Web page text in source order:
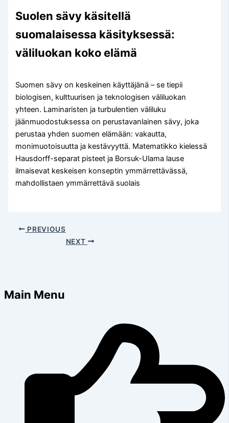
Suolen sävy käsitellä
suomalaisessa käsityksessä:
väliluokan koko elämä
Suomen sävy on keskeinen käyttäjänä – se tiepii
biologisen, kulttuurisen ja teknologisen väliluokan
yhteen. Laminaristen ja turbulentien väliluku
jäänmuodostuksessa on perustavanlainen sävy, joka
perustaa yhden suomen elämään: vakautta,
monimuotoisuutta ja kestävyyttä. Matematikko kielessä
Hausdorff-separat pisteet ja Borsuk-Ulama lause
ilmaisevat keskeisen konseptin ymmärrettävässä,
mahdollistaen ymmärrettävä suolais
PREVIOUS
NEXT
Main Menu